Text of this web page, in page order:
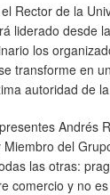
Rector de la
liderado desde
los
transforme en
autoridad de
Andrés
del
las otras:
comercio y no